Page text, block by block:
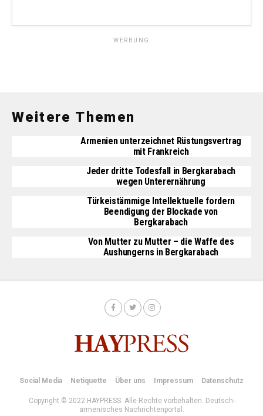
WERBUNG
Weitere Themen
Armenien unterzeichnet Rüstungsvertrag
mit Frankreich
Jeder dritte Todesfall in Bergkarabach
wegen Unterernährung
Türkeistämmige Intellektuelle fordern
Beendigung der Blockade von
Bergkarabach
Von Mutter zu Mutter – die Waffe des
Aushungerns in Bergkarabach
Social Media Netiquette Über uns Impressum Datenschutz
Copyright © 2022 HAYPRESS. Alle Rechte vorbehalten. Deutsch-
armenisches Nachrichtenportal.